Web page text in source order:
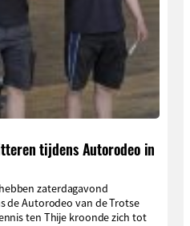
tijdens Autorodeo in
zaterdagavond
de Autorodeo van de Trotse
ten Thije kroonde zich tot